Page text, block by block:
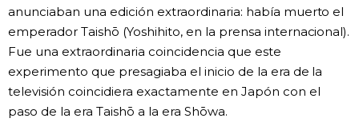
anunciaban una edición extraordinaria: había muerto el
emperador Taishō (Yoshihito, en la prensa internacional).
Fue una extraordinaria coincidencia que este
experimento que presagiaba el inicio de la era de la
televisión coincidiera exactamente en Japón con el
paso de la era Taishō a la era Shōwa.